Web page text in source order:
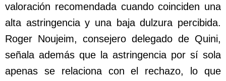
valoración recomendada cuando coinciden una
alta astringencia y una baja dulzura percibida.
Roger Noujeim, consejero delegado de Quini,
señala además que la astringencia por sí sola
apenas se relaciona con el rechazo, lo que